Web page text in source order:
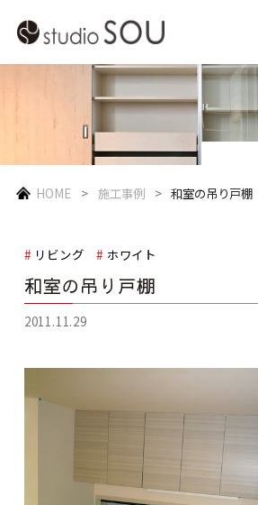
HOME 施工事例 和室の吊り戸棚
リビング ホワイト
和室の吊り戸棚
2011.11.29